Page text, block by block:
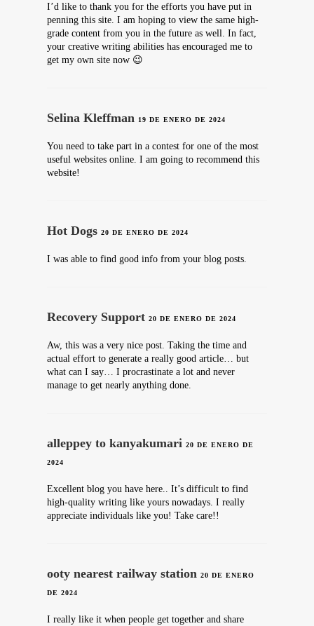
I’d like to thank you for the efforts you have put in
penning this site. I am hoping to view the same high-
grade content from you in the future as well. In fact,
your creative writing abilities has encouraged me to
get my own site now 😉
Selina Kleffman 19 DE ENERO DE 2024
You need to take part in a contest for one of the most
useful websites online. I am going to recommend this
website!
Hot Dogs 20 DE ENERO DE 2024
I was able to find good info from your blog posts.
Recovery Support 20 DE ENERO DE 2024
Aw, this was a very nice post. Taking the time and
actual effort to generate a really good article… but
what can I say… I procrastinate a lot and never
manage to get nearly anything done.
alleppey to kanyakumari 20 DE ENERO DE
2024
Excellent blog you have here.. It’s difficult to find
high-quality writing like yours nowadays. I really
appreciate individuals like you! Take care!!
ooty nearest railway station 20 DE ENERO
DE 2024
I really like it when people get together and share